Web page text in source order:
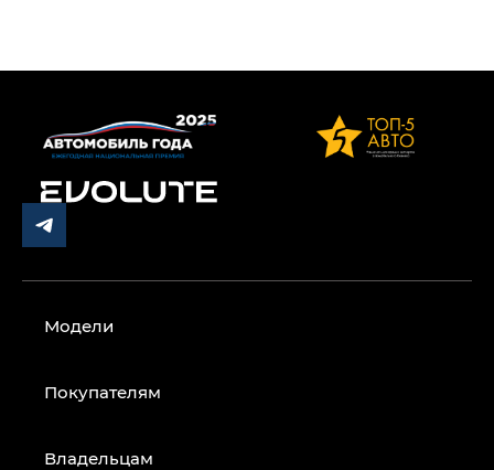
Модели
Покупателям
Владельцам